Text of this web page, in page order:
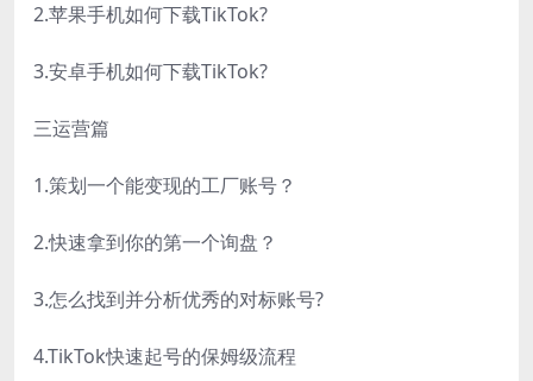
2.苹果手机如何下载TikTok?
3.安卓手机如何下载TikTok?
三运营篇
1.策划一个能变现的工厂账号？
2.快速拿到你的第一个询盘？
3.怎么找到并分析优秀的对标账号?
4.TikTok快速起号的保姆级流程